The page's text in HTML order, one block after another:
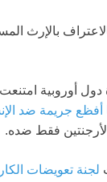
بالإرث
أوروبية
أفظع جريمة ضد
فقط ضده.
لجنة تعويضات